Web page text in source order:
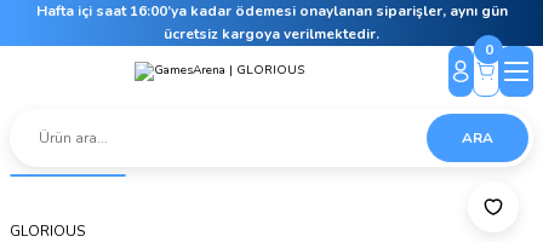
Hafta içi saat 16:00’ya kadar ödemesi onaylanan siparişler, aynı gün
ücretsiz kargoya verilmektedir.
ARA
0
GLORIOUS